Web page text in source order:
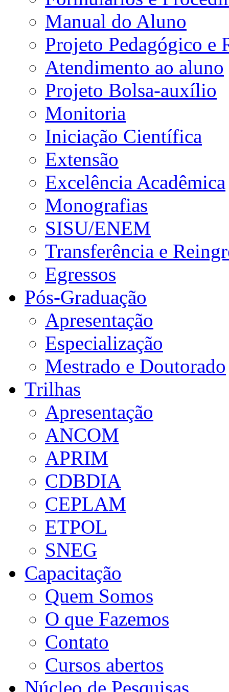
Manual do Aluno
Projeto Pedagógico e
Atendimento ao aluno
Projeto Bolsa-auxílio
Monitoria
Iniciação Científica
Extensão
Excelência Acadêmica
Monografias
SISU/ENEM
Transferência e
Egressos
Pós-Graduação
Apresentação
Especialização
Mestrado e Doutorado
Trilhas
Apresentação
ANCOM
APRIM
CDBDIA
CEPLAM
ETPOL
SNEG
Capacitação
Quem Somos
O que Fazemos
Contato
Cursos abertos
Núcleo de Pesquisas